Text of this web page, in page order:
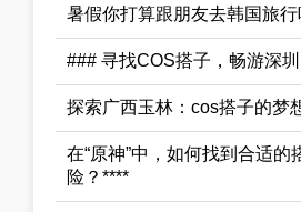
暑假你打算跟朋友去韩国旅行
### 寻找COS搭子，畅游深
探索广西玉林：cos搭子的梦
在“原神”中，如何找到合适的
险？****